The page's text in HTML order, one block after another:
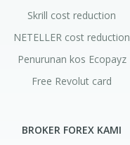
Skrill cost reduction
NETELLER cost reduction
Penurunan kos Ecopayz
Free Revolut card
BROKER FOREX KAMI